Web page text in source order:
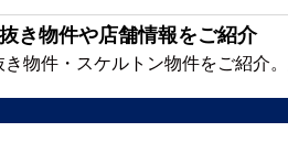
き物件や店舗情報をご紹介
き物件・スケルトン物件をご紹介